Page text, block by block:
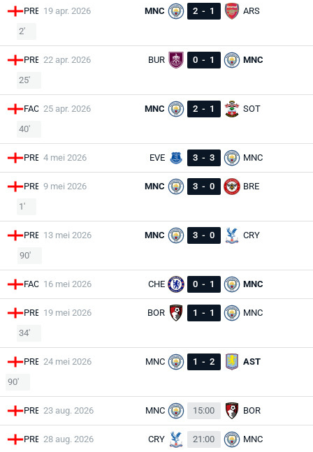
PRE 19 apr. 2026 MNC 2 - 1
ARS
2'
PRE 22 apr. 2026 BUR 0 - 1
MNC
25'
FAC 25 apr. 2026 MNC 2 - 1
SOT
40'
PRE 4 mei 2026 EVE 3 - 3 MNC
PRE 9 mei 2026 MNC 3 - 0
BRE
1'
PRE 13 mei 2026 MNC 3 - 0
CRY
90'
FAC 16 mei 2026 CHE 0 - 1 MNC
PRE 19 mei 2026 BOR 1 - 1
MNC
34'
PRE 24 mei 2026 MNC 1 - 2
AST
90'
PRE 23 aug. 2026 MNC 15:00 BOR
PRE 28 aug. 2026 CRY 21:00 MNC